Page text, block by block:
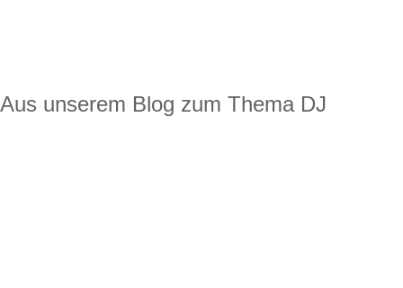
Aus unserem Blog zum Thema DJ